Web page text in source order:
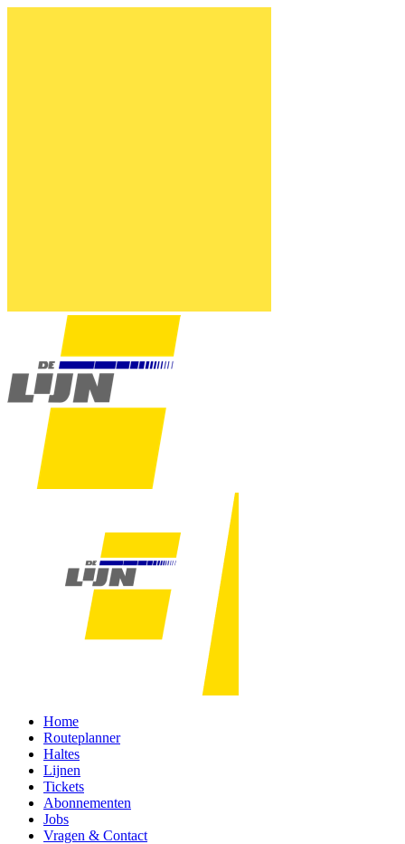
Home
Routeplanner
Haltes
Lijnen
Tickets
Abonnementen
Jobs
Vragen & Contact